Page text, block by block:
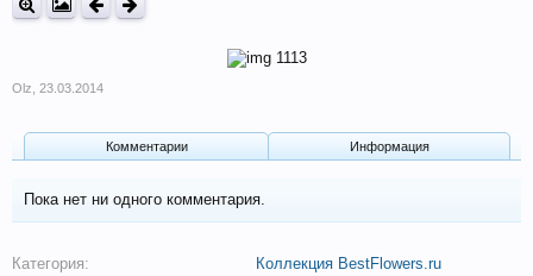
Olz 23.03.2014
Комментарии Информация
Пока нет ни одного комментария.
Категория:
Коллекция BestFlowers.ru